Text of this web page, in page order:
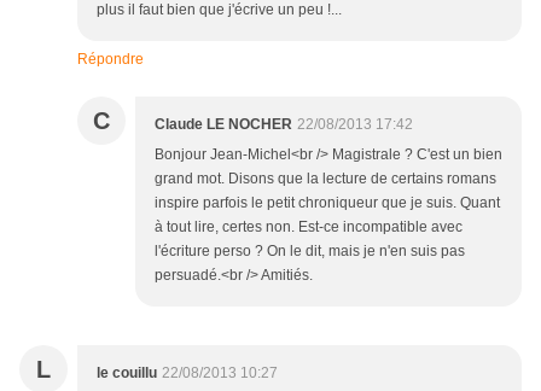
plus il faut bien que j'écrive un peu !...
Répondre
C Claude LE NOCHER 22/08/2013 17:42
Bonjour Jean-Michel<br /> Magistrale ? C'est un bien
grand mot. Disons que la lecture de certains romans
inspire parfois le petit chroniqueur que je suis. Quant
à tout lire, certes non. Est-ce incompatible avec
l'écriture perso ? On le dit, mais je n'en suis pas
persuadé.<br /> Amitiés.
L le couillu 22/08/2013 10:27